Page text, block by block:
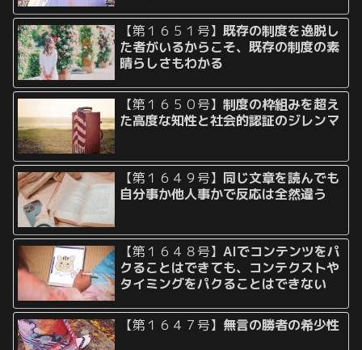
【第１６５１号】既存の制度を逸脱し
た者がいるからこそ、既存の制度の素
晴らしさもわかる
【第１６５０号】制度の枠組みを超え
た高度な知性と社会的認証のジレンマ
【第１６４９号】 同じ文章を読んでも
自分事か他人事かで反応は全然違う
【第１６４８号】AIでコンテンツをパ
クることはできても、コンテクストや
タイミングをパクることはできない
【第１６４７号】 無言の勝者の希少性